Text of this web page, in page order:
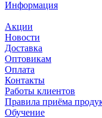
Информация
Акции
Новости
Доставка
Оптовикам
Оплата
Контакты
Работы клиентов
Правила приёма
Обучение